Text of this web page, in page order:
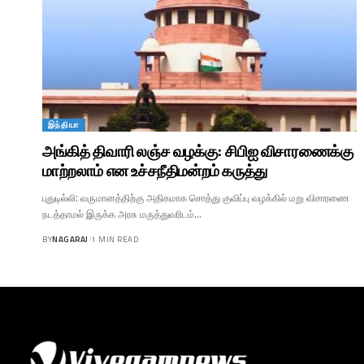
இந்தியா
அங்கித் திவாரி லஞ்ச வழக்கு: சிபிஐ விசாரணைக்கு
மாற்றலாம் என உச்சநீதிமன்றம் கருத்து
புதுடில்லி: வருமானத்திற்கு அதிகமாக சொத்து குவிப்பு வழக்கில் மறு விசாரணை
நடத்தாமல் இருக்க அரசு மருத்துவரிடம்…
BYNAGARAJ 1 MIN READ